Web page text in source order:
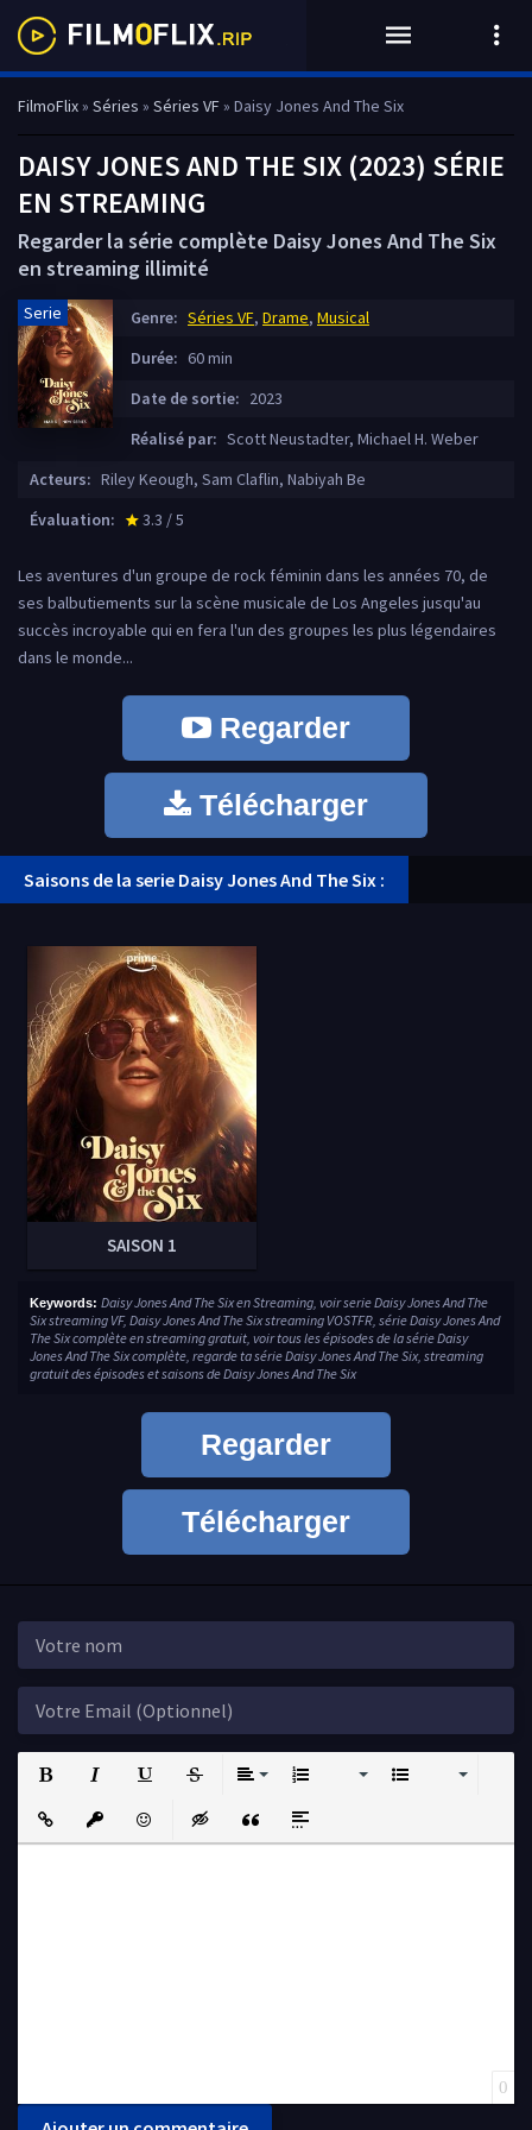
FilmoFlix» Séries » Séries VF » Daisy Jones And The Six
DAISY JONES AND THE SIX (2023) SÉRIE
EN STREAMING
Regarder la série complète Daisy Jones And The Six
en streaming illimité
Serie Genre: Séries VF, Drame, Musical
Durée: 60 min
Date de sortie: 2023
Réalisé par: Scott Neustadter, Michael H. Weber
Acteurs: Riley Keough, Sam Claflin, Nabiyah Be
Évaluation:
star_rate
3.3 / 5
Les aventures d'un groupe de rock féminin dans les années 70, de
ses balbutiements sur la scène musicale de Los Angeles jusqu'au
succès incroyable qui en fera l'un des groupes les plus légendaires
dans le monde...
Regarder
Télécharger
Saisons de la serie Daisy Jones And The Six :
SAISON 1
Keywords: Daisy Jones And The Six en Streaming, voir serie Daisy Jones And The
Six streaming VF, Daisy Jones And The Six streaming VOSTFR, série Daisy Jones And
The Six complète en streaming gratuit, voir tous les épisodes de la série Daisy
Jones And The Six complète, regarde ta série Daisy Jones And The Six, streaming
gratuit des épisodes et saisons de Daisy Jones And The Six
Regarder
Télécharger
Insert LinkInsert protected link
EmoticonsInsert hidden text
Insert QuoteInsert spoiler
0